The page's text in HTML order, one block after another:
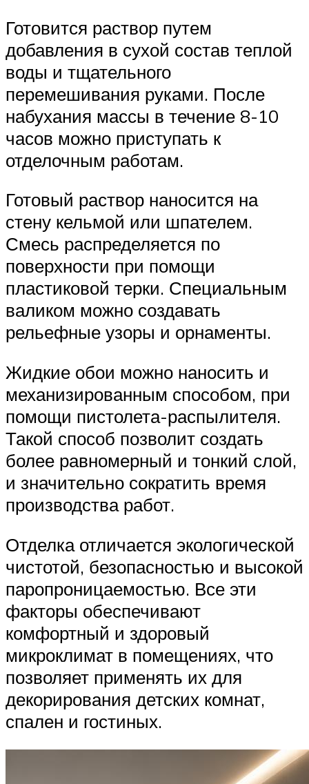
Готовится раствор путем
добавления в сухой состав теплой
воды и тщательного
перемешивания руками. После
набухания массы в течение 8-10
часов можно приступать к
отделочным работам.
Готовый раствор наносится на
стену кельмой или шпателем.
Смесь распределяется по
поверхности при помощи
пластиковой терки. Специальным
валиком можно создавать
рельефные узоры и орнаменты.
Жидкие обои можно наносить и
механизированным способом, при
помощи пистолета-распылителя.
Такой способ позволит создать
более равномерный и тонкий слой,
и значительно сократить время
производства работ.
Отделка отличается экологической
чистотой, безопасностью и высокой
паропроницаемостью. Все эти
факторы обеспечивают
комфортный и здоровый
микроклимат в помещениях, что
позволяет применять их для
декорирования детских комнат,
спален и гостиных.